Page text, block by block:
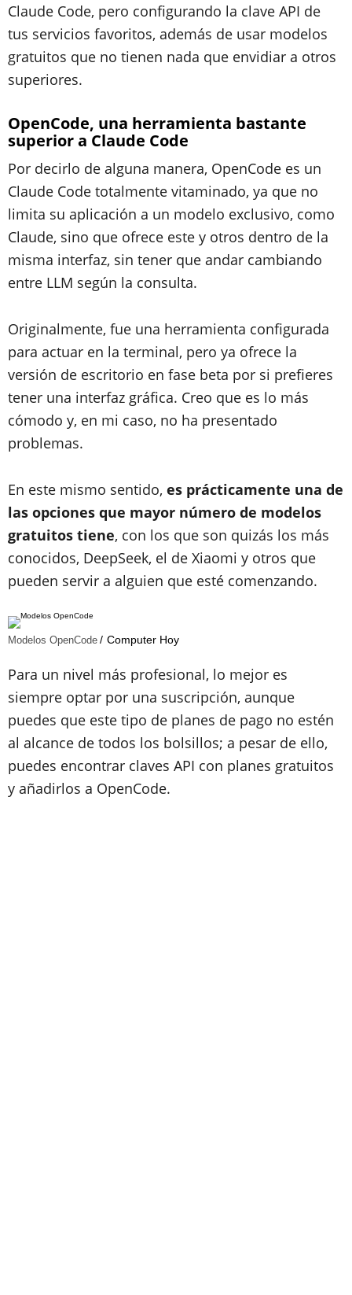
Claude Code, pero configurando la clave API de
tus servicios favoritos, además de usar modelos
gratuitos que no tienen nada que envidiar a otros
superiores.
OpenCode, una herramienta bastante
superior a Claude Code
Por decirlo de alguna manera, OpenCode es un
Claude Code totalmente vitaminado, ya que no
limita su aplicación a un modelo exclusivo, como
Claude, sino que ofrece este y otros dentro de la
misma interfaz, sin tener que andar cambiando
entre LLM según la consulta.
Originalmente, fue una herramienta configurada
para actuar en la terminal, pero ya ofrece la
versión de escritorio en fase beta por si prefieres
tener una interfaz gráfica. Creo que es lo más
cómodo y, en mi caso, no ha presentado
problemas.
En este mismo sentido, es prácticamente una de
las opciones que mayor número de modelos
gratuitos tiene, con los que son quizás los más
conocidos, DeepSeek, el de Xiaomi y otros que
pueden servir a alguien que esté comenzando.
Modelos OpenCode Computer Hoy
Para un nivel más profesional, lo mejor es
siempre optar por una suscripción, aunque
puedes que este tipo de planes de pago no estén
al alcance de todos los bolsillos; a pesar de ello,
puedes encontrar claves API con planes gratuitos
y añadirlos a OpenCode.